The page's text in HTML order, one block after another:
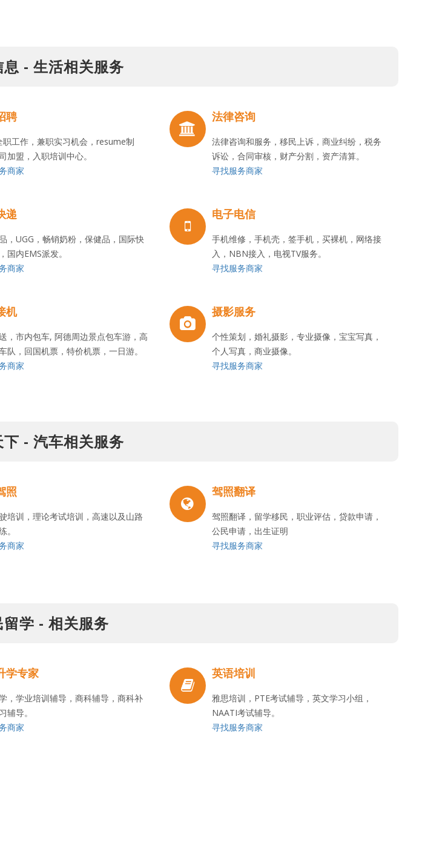
- 生活相关服务
聘
职工作，兼职实习机会，resume制
加盟，入职培训中心。
商家
法律咨询
法律咨询和服务，移民上诉，商业纠纷，税务
诉讼，合同审核，财产分割，资产清算。
寻找服务商家
递
，UGG，畅销奶粉，保健品，国际快
国内EMS派发。
商家
电子电信
手机维修，手机壳，签手机，买裸机，网络接
入，NBN接入，电视TV服务。
寻找服务商家
机
，市内包车, 阿德周边景点包车游，高
队，回国机票，特价机票，一日游。
商家
摄影服务
个性策划，婚礼摄影，专业摄像，宝宝写真，
个人写真，商业摄像。
寻找服务商家
- 汽车相关服务
照
培训，理论考试培训，高速以及山路
。
商家
驾照翻译
驾照翻译，留学移民，职业评估，贷款申请，
公民申请，出生证明
寻找服务商家
留学 - 相关服务
学专家
，学业培训辅导，商科辅导，商科补
辅导。
商家
英语培训
雅思培训，PTE考试辅导，英文学习小组，
NAATI考试辅导。
寻找服务商家